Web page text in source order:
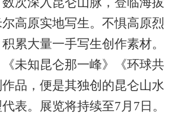
高原实地写生。不惧高原烈
累大量一手写生创作素材。
《未知昆仑那一峰》《环球共
品，便是其独创的昆仑山水
表。展览将持续至7月7日。